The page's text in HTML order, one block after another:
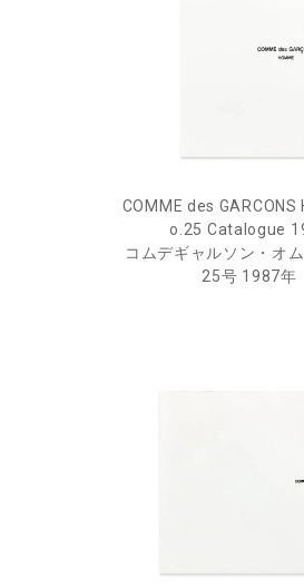
COMME des GARCONS
o.25 Catalogue
コムデギャルソン・オ
25号 1987年